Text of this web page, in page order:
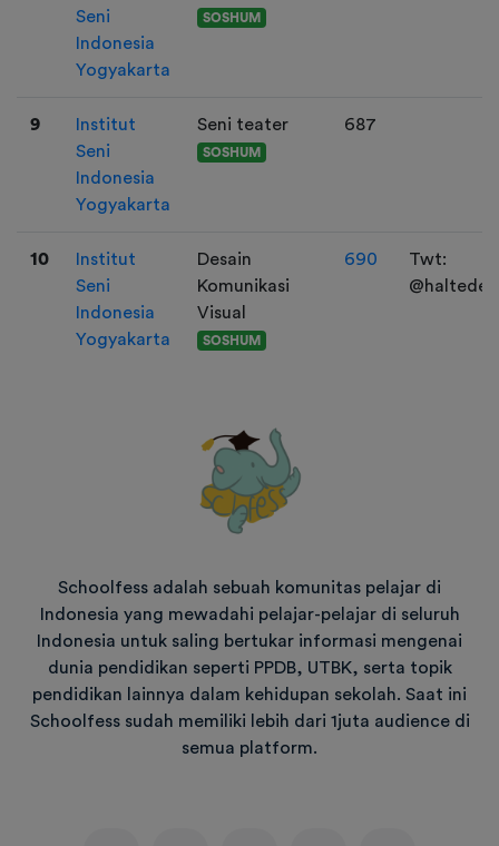
Seni
Indonesia
Yogyakarta
SOSHUM
9
Institut
Seni
Indonesia
Yogyakarta
Seni teater
SOSHUM
687
10
Institut
Seni
Indonesia
Yogyakarta
Desain
Komunikasi
Visual
SOSHUM
690
Twt:
Schoolfess adalah sebuah komunitas pelajar di
Indonesia yang mewadahi pelajar-pelajar di seluruh
Indonesia untuk saling bertukar informasi mengenai
dunia pendidikan seperti PPDB, UTBK, serta topik
pendidikan lainnya dalam kehidupan sekolah. Saat ini
Schoolfess sudah memiliki lebih dari 1juta audience di
semua platform.